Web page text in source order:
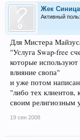
Жек Синица
Активный
Для Мистера
"Услуга Swap-free
которые
влияние свопа"
и уже потом
"либо тех клиентов,
своим религиозным
19 сен 2008